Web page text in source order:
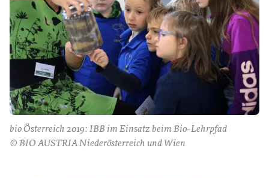
bio Österreich 2019: IBB im Einsatz beim Bio-Lehrpfad
© BIO AUSTRIA Niederösterreich und Wien